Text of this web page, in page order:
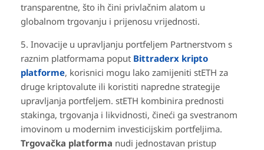
transparentne, što ih čini privlačnim alatom u
globalnom trgovanju i prijenosu vrijednosti.
5. Inovacije u upravljanju portfeljem Partnerstvom s
raznim platformama poput Bittraderx kripto
platforme, korisnici mogu lako zamijeniti stETH za
druge kriptovalute ili koristiti napredne strategije
upravljanja portfeljem. stETH kombinira prednosti
stakinga, trgovanja i likvidnosti, čineći ga svestranom
imovinom u modernim investicijskim portfeljima.
Trgovačka platforma nudi jednostavan pristup